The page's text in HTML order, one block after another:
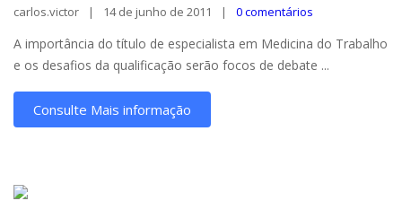
carlos.victor 14 de junho de 2011 0 comentários
A importância do título de especialista em Medicina do Trabalho
e os desafios da qualificação serão focos de debate ...
Consulte Mais informação